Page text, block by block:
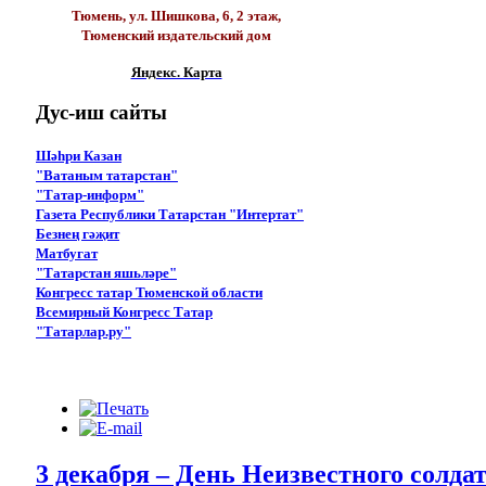
Тюмень, ул. Шишкова, 6, 2 этаж,
Тюменский издательский дом
Яндекс. Карта
Дус-иш сайты
Шәһри Казан
"Ватаным татарстан"
"Татар-информ"
Газета Республики Татарстан "Интертат"
Безнең гәҗит
Матбугат
"Татарстан яшьләре"
Конгресс татар Тюменской области
Всемирный Конгресс Татар
"Татарлар.ру"
3 декабря – День Неизвестного